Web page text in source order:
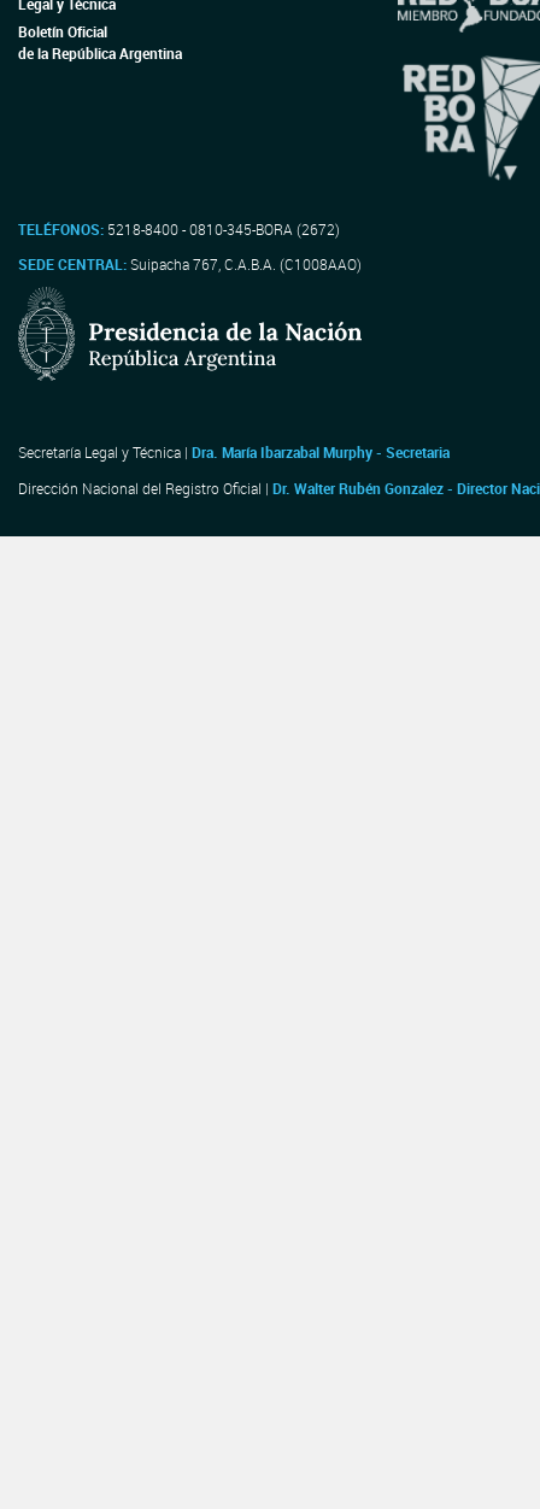
Boletín Oficial
de la República Argentina
TELÉFONOS: 5218-8400 - 0810-345-BORA (2672)
SEDE CENTRAL:Suipacha 767, C.A.B.A. (C1008AAO)
Secretaría Legal y Técnica | Dra. María Ibarzabal Murphy - Secretaria
Dirección Nacional del Registro Oficial | Dr. Walter Rubén Gonzalez - Director